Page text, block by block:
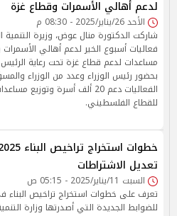
لدعم أهالي الأسمرات وقطاع غزة
الأحد 26/يناير/2025 - 08:30 م
شاركت الدكتورة منال عوض، وزيرة التنمية
فعاليات أسبوع الخير لدعم أهالي
مساعدات لدعم قطاع غزة تحت رعاية
بحضور رئيس الوزراء وعدد من الوزراء
الفعاليات دعم 20 ألف أسرة وتوزيع
للقطاع الفلسطيني.
تعديل الاشتراطات
السبت 11/يناير/2025 - 05:15 ص
تعرف على خطوات استخراج تراخيص البناء
للضوابط الجديدة التي أصدرتها وزارة